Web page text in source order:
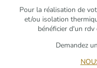
Pour la réalisation de
et/ou isolation
bénéficier d'un
Demandez